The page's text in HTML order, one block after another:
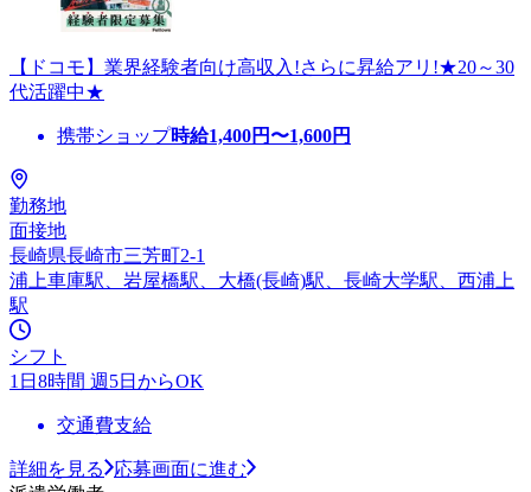
【ドコモ】業界経験者向け高収入!さらに昇給アリ!★20～30
代活躍中★
携帯ショップ時給1,400円〜1,600円
勤務地
面接地
長崎県長崎市三芳町2-1
浦上車庫駅、岩屋橋駅、大橋(長崎)駅、長崎大学駅、西浦上
駅
シフト
1日8時間 週5日からOK
交通費支給
詳細を見る
応募画面に進む